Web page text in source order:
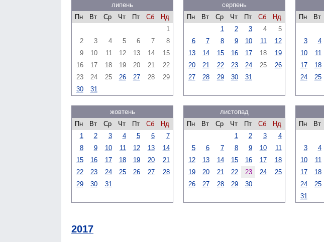
липень
Пн
Вт Ср Чт Пт Сб
Нд
1
2
3 4 5 6 7
8
9
10 11 12 13 14
15
16
17 18 19 20 21
22
23
24 25 26 27 28
29
30
31
серпень
Пн
Вт Ср Чт Пт Сб
Нд
1
2 3 4
5
6
7 8 9 10 11
12
13
14 15 16 17 18
19
20
21 22 23 24 25
26
27
28 29 30 31
Пн
Вт
3
4
10
11
17
18
24
25
жовтень
Пн
Вт Ср Чт Пт Сб
Нд
1
2 3 4 5 6
7
8
9 10 11 12 13
14
15
16 17 18 19 20
21
22
23 24 25 26 27
28
29
30 31
листопад
Пн
Вт Ср Чт Пт Сб
Нд
1
2 3
4
5
6 7 8 9 10
11
12
13 14 15 16 17
18
19
20 21 22 23 24
25
26
27 28 29 30
Пн
Вт
3
4
10
11
17
18
24
25
31
2017